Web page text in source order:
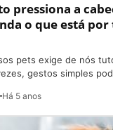
pressiona a
o que está por
pets exige de nós
gestos simples
Há 5 anos